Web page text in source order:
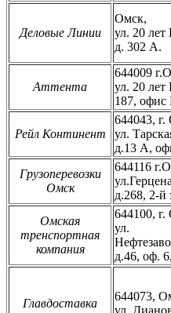
Деловые Линии
Омск,
ул. 20
д. 302 А.
Аттента
644009
ул. 20
187,
Рейл Континент
644043,
ул.
д.13 A,
Грузоперевозки
Омск
644116
д.268, 2-й
Омская
тренспортная
компания
644100,
ул.
д.46, оф.
Главдоставка
644073,
ул.